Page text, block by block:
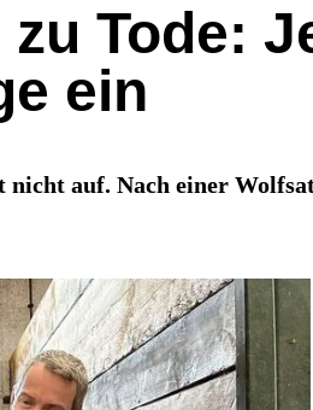
Tode:
ein
auf. Nach einer